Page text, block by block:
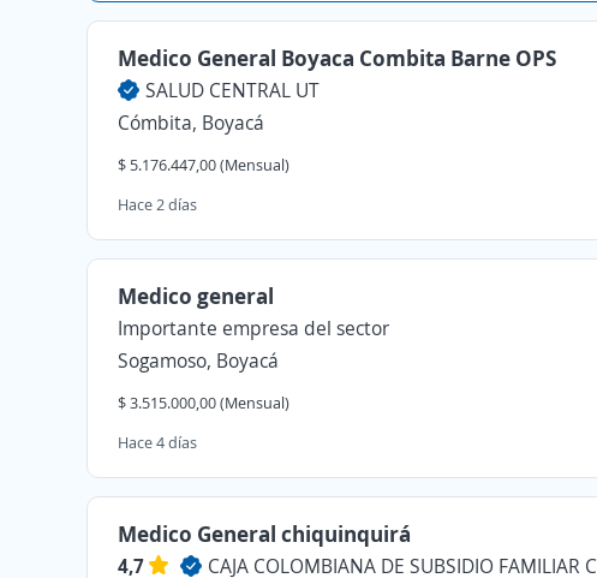
Medico General Boyaca Combita Barne OPS
SALUD CENTRAL UT
Cómbita, Boyacá
$ 5.176.447,00 (Mensual)
Hace 2 días
Medico general
Importante empresa del sector
Sogamoso, Boyacá
$ 3.515.000,00 (Mensual)
Hace 4 días
Medico General chiquinquirá
4,7